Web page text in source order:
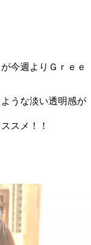
今週よりＧｒｅｅ
うな淡い透明感が
スメ！！